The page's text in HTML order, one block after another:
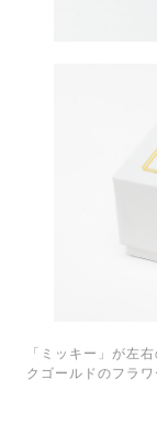
「ミッキー」が左
クゴールドのフラ